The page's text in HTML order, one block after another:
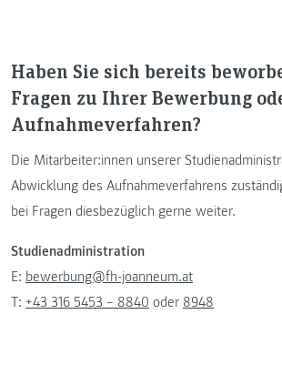
Haben Sie sich bereits
Fragen zu Ihrer Bewerbung
Aufnahmeverfahren?
Die Mitarbeiter:innen unserer
Abwicklung des Aufnahmeverfahrens
bei Fragen diesbezüglich gerne weiter.
Studienadministration
E: bewerbung@fh-joanneum.at
T: +43 316 5453 – 8840 oder 8948